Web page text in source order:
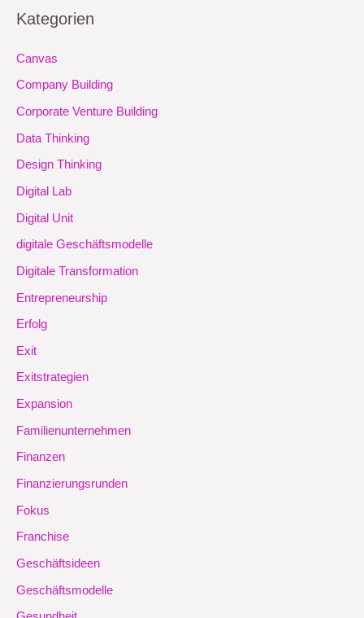
Kategorien
Canvas
Company Building
Corporate Venture Building
Data Thinking
Design Thinking
Digital Lab
Digital Unit
digitale Geschäftsmodelle
Digitale Transformation
Entrepreneurship
Erfolg
Exit
Exitstrategien
Expansion
Familienunternehmen
Finanzen
Finanzierungsrunden
Fokus
Franchise
Geschäftsideen
Geschäftsmodelle